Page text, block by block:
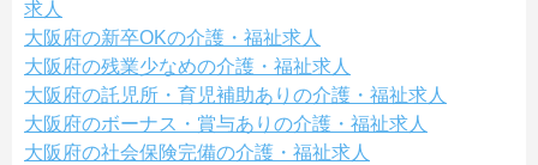
求人
大阪府の新卒OKの介護・福祉求人
大阪府の残業少なめの介護・福祉求人
大阪府の託児所・育児補助ありの介護・福祉求人
大阪府のボーナス・賞与ありの介護・福祉求人
大阪府の社会保険完備の介護・福祉求人